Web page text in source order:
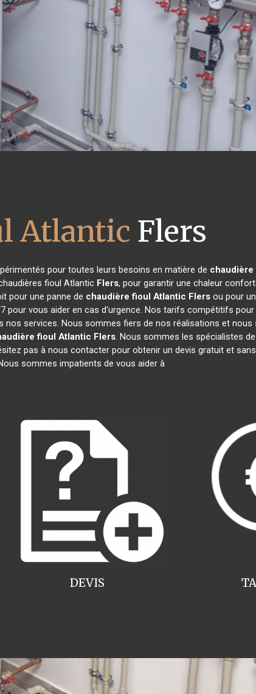
Atlantic Flers
pour toutes leurs besoins en matière de
fioul Atlantic Flers, pour garantir une chaleur
pour une panne de chaudière fioul Atlantic Flers ou pour
vous aider en cas d'urgence. Nos tarifs compétitifs
services. Nous sommes fiers de nos réalisations et nous
fioul Atlantic Flers. Nous sommes les spécialistes
pas à nous contacter pour obtenir un devis gratuit et
sommes impatients de vous aider à
DEVIS